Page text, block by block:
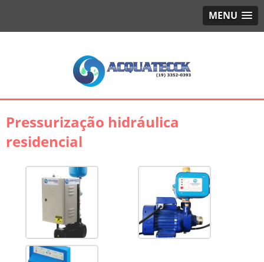
MENU
Pressurização hidráulica
residencial